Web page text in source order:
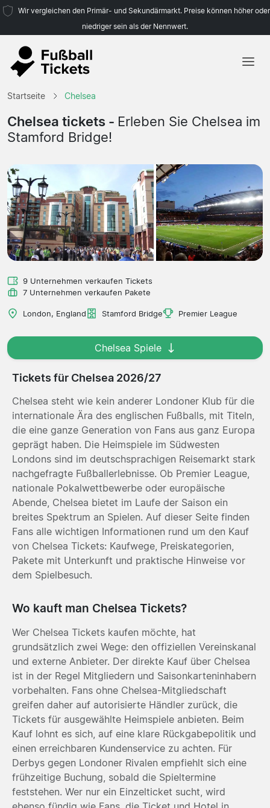
Wir vergleichen den Primär- und Sekundärmarkt. Preise können höher oder
niedriger sein als der Nennwert.
Mannschaften
Startseite Chelsea
Chelsea tickets - Erleben Sie Chelsea im
Stamford Bridge!
9 Unternehmen verkaufen Tickets
7 Unternehmen verkaufen Pakete
London, England Stamford Bridge Premier League
Chelsea Spiele
Tickets für Chelsea 2026/27
Chelsea steht wie kein anderer Londoner Klub für die
internationale Ära des englischen Fußballs, mit Titeln,
die eine ganze Generation von Fans aus ganz Europa
geprägt haben. Die Heimspiele im Südwesten
Londons sind im deutschsprachigen Reisemarkt stark
nachgefragte Fußballerlebnisse. Ob Premier League,
nationale Pokalwettbewerbe oder europäische
Abende, Chelsea bietet im Laufe der Saison ein
breites Spektrum an Spielen. Auf dieser Seite finden
Fans alle wichtigen Informationen rund um den Kauf
von Chelsea Tickets: Kaufwege, Preiskategorien,
Pakete mit Unterkunft und praktische Hinweise vor
dem Spielbesuch.
Wo kauft man Chelsea Tickets?
Wer Chelsea Tickets kaufen möchte, hat
grundsätzlich zwei Wege: den offiziellen Vereinskanal
und externe Anbieter. Der direkte Kauf über Chelsea
ist in der Regel Mitgliedern und Saisonkarteninhabern
vorbehalten. Fans ohne Chelsea-Mitgliedschaft
greifen daher auf autorisierte Händler zurück, die
Tickets für ausgewählte Heimspiele anbieten. Beim
Kauf lohnt es sich, auf eine klare Rückgabepolitik und
einen erreichbaren Kundenservice zu achten. Für
Derbys gegen Londoner Rivalen empfiehlt sich eine
frühzeitige Buchung, sobald die Spieltermine
feststehen. Wer nur ein Einzelticket sucht, wird